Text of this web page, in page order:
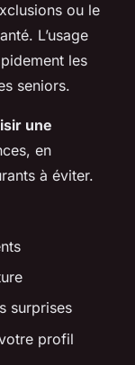
ou le
L’usage
les
seniors.
une
en
à éviter.
surprises
profil